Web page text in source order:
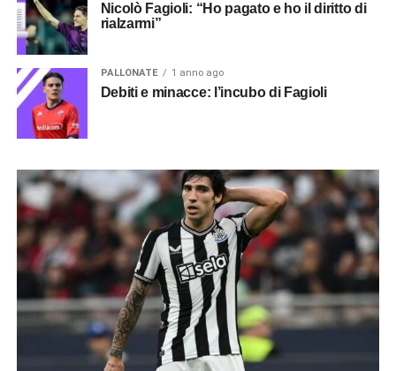
Nicolò Fagioli: “Ho pagato e ho il diritto di
rialzarmi”
PALLONATE 1 anno ago
Debiti e minacce: l’incubo di Fagioli